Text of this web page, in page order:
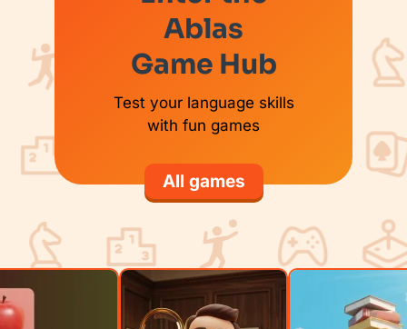
Ablas
Game Hub
Test your language skills
with fun games
All games